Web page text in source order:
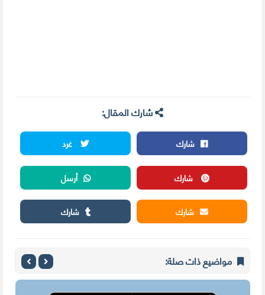
شارك المقال:
شارك
غرد
شارك
أرسل
شارك
شارك
مواضيع ذات صلة: